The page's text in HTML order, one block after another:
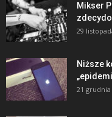
Mikser
29
Niższe
21 grudnia